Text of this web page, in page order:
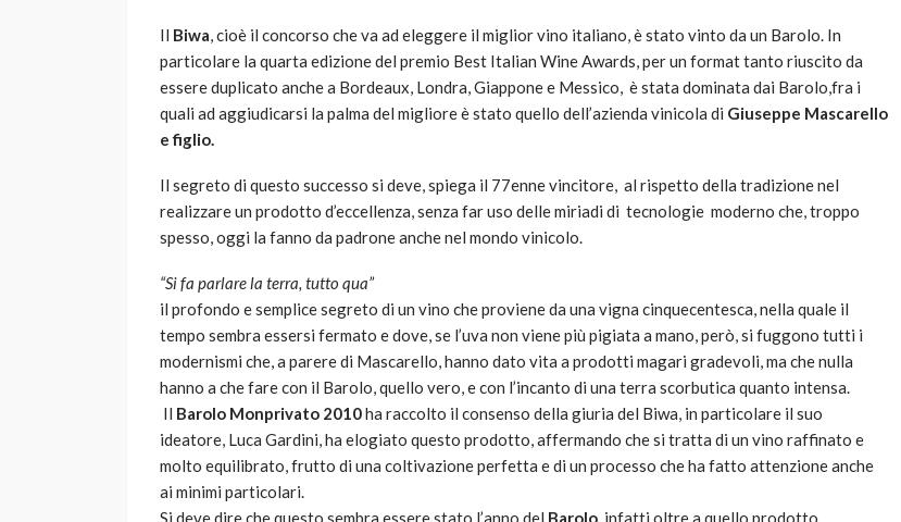
Il Biwa, cioè il concorso che va ad eleggere il miglior vino italiano, è stato vinto da un Barolo. In
particolare la quarta edizione del premio Best Italian Wine Awards, per un format tanto riuscito da
essere duplicato anche a Bordeaux, Londra, Giappone e Messico, è stata dominata dai Barolo,fra i
quali ad aggiudicarsi la palma del migliore è stato quello dell’azienda vinicola di Giuseppe Mascarello
e figlio.
Il segreto di questo successo si deve, spiega il 77enne vincitore, al rispetto della tradizione nel
realizzare un prodotto d’eccellenza, senza far uso delle miriadi di tecnologie moderno che, troppo
spesso, oggi la fanno da padrone anche nel mondo vinicolo.
“Si fa parlare la terra, tutto qua”
il profondo e semplice segreto di un vino che proviene da una vigna cinquecentesca, nella quale il
tempo sembra essersi fermato e dove, se l’uva non viene più pigiata a mano, però, si fuggono tutti i
modernismi che, a parere di Mascarello, hanno dato vita a prodotti magari gradevoli, ma che nulla
hanno a che fare con il Barolo, quello vero, e con l’incanto di una terra scorbutica quanto intensa.
Il Barolo Monprivato 2010ha raccolto il consenso della giuria del Biwa, in particolare il suo
ideatore, Luca Gardini, ha elogiato questo prodotto, affermando che si tratta di un vino raffinato e
molto equilibrato, frutto di una coltivazione perfetta e di un processo che ha fatto attenzione anche
ai minimi particolari.
VARIE
Robot tagliaerba: quale
Davis: tennis mondiale e
passione per
l’automobilismo